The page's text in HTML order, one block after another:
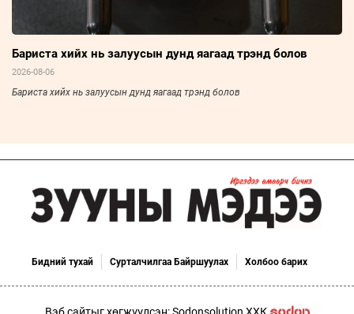
Бариста хийх нь залуусын дунд яагаад трэнд болов
2026-08-06
Бариста хийх нь залуусын дунд яагаад трэнд болов
Бидний тухай Сурталчилгаа Байршуулах Холбоо барих